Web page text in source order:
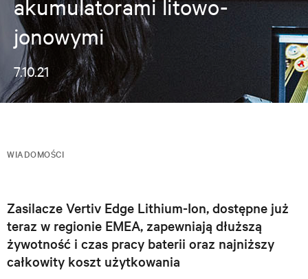
akumulatorami litowo-
jonowymi
7.10.21
WIADOMOŚCI
Zasilacze Vertiv Edge Lithium-Ion, dostępne już
teraz w regionie EMEA, zapewniają dłuższą
żywotność i czas pracy baterii oraz najniższy
całkowity koszt użytkowania